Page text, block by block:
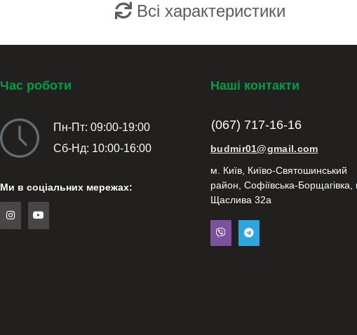
Всі характеристики
Час роботи
Пн-Пт: 09:00-19:00
Сб-Нд: 10:00-16:00
Ми в соціальних мережах:
Наші контакти
(067) 717-16-16
budmir01@gmail.com
м. Київ, Київо-Святошинський
район, Софіївська-Борщагівка,
Щаслива 32а